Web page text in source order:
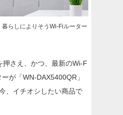
暮らしによりそうWi-Fiルーター
押さえ、かつ、最新のWi-F
が「WN-DAX5400QR」
、イチオシしたい商品で